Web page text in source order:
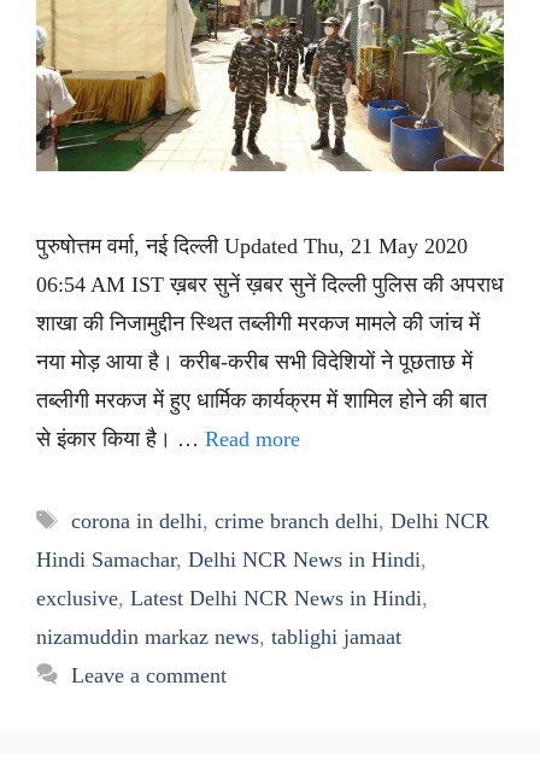
पुरुषोत्तम वर्मा, नई दिल्ली Updated Thu, 21 May 2020
06:54 AM IST ख़बर सुनें ख़बर सुनें दिल्ली पुलिस की अपराध
शाखा की निजामुद्दीन स्थित तब्लीगी मरकज मामले की जांच में
नया मोड़ आया है। करीब-करीब सभी विदेशियों ने पूछताछ में
तब्लीगी मरकज में हुए धार्मिक कार्यक्रम में शामिल होने की बात
से इंकार किया है। … Read more
Tags
corona in delhi, crime branch delhi, Delhi NCR
Hindi Samachar, Delhi NCR News in Hindi,
exclusive, Latest Delhi NCR News in Hindi,
nizamuddin markaz news, tablighi jamaat
Leave a comment